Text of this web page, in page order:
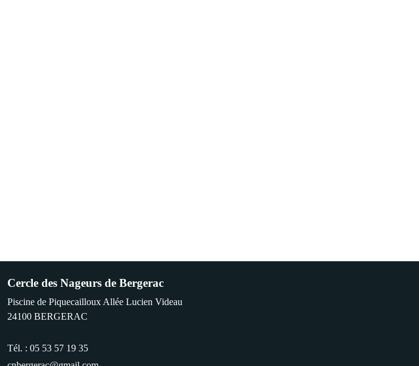
Cercle des Nageurs de Bergerac
Piscine de Piquecailloux Allée Lucien Videau
24100 BERGERAC
Tél. : 05 53 57 19 35